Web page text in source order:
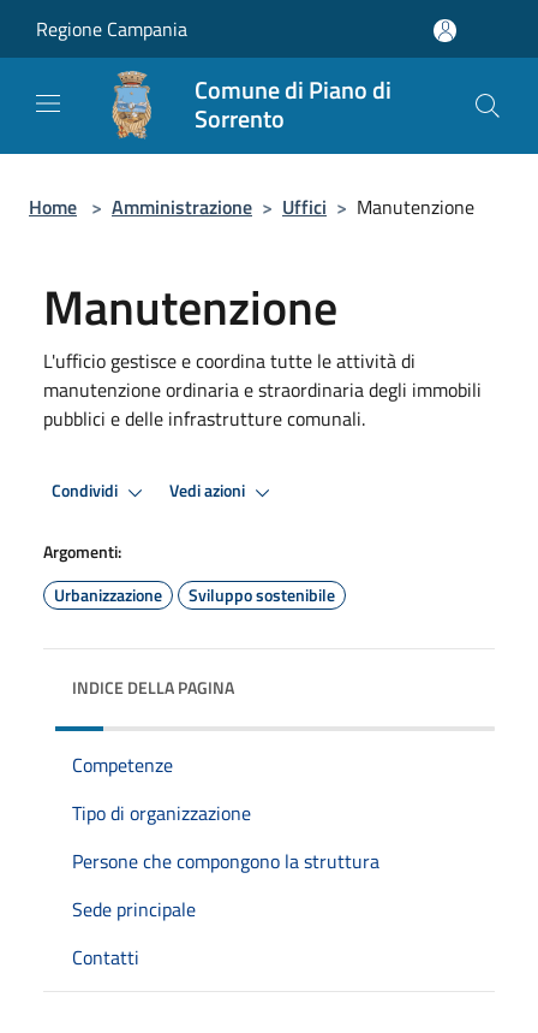
Regione Campania
Comune di Piano di
Sorrento
Home > Amministrazione > Uffici > Manutenzione
Manutenzione
L'ufficio gestisce e coordina tutte le attività di
manutenzione ordinaria e straordinaria degli immobili
pubblici e delle infrastrutture comunali.
Condividi Vedi azioni
Argomenti:
Urbanizzazione
Sviluppo sostenibile
INDICE DELLA PAGINA
Competenze
Tipo di organizzazione
Persone che compongono la struttura
Sede principale
Contatti